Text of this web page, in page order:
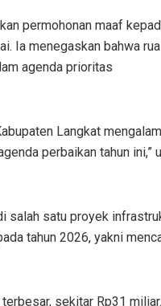
permohonan maaf
Ia menegaskan bahwa
agenda prioritas
Langkat
perbaikan tahun ini,”
salah satu proyek
tahun 2026, yakni
sekitar Rp31